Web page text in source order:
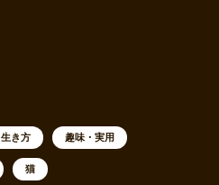
生き方 趣味・実用
猫